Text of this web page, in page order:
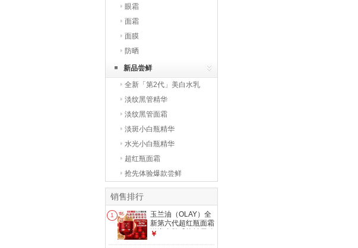
眼霜
面霜
面膜
防晒
新品尝鲜
全新「第2代」美白水乳
淡纹黑管精华
淡纹黑管面霜
淡斑小白瓶精华
水光小白瓶精华
超红瓶面霜
抢先体验爆款尝鲜
销售排行
1
玉兰油（OLAY）全
新第六代超红瓶面霜
滋润全肤质抗皱紧致
￥